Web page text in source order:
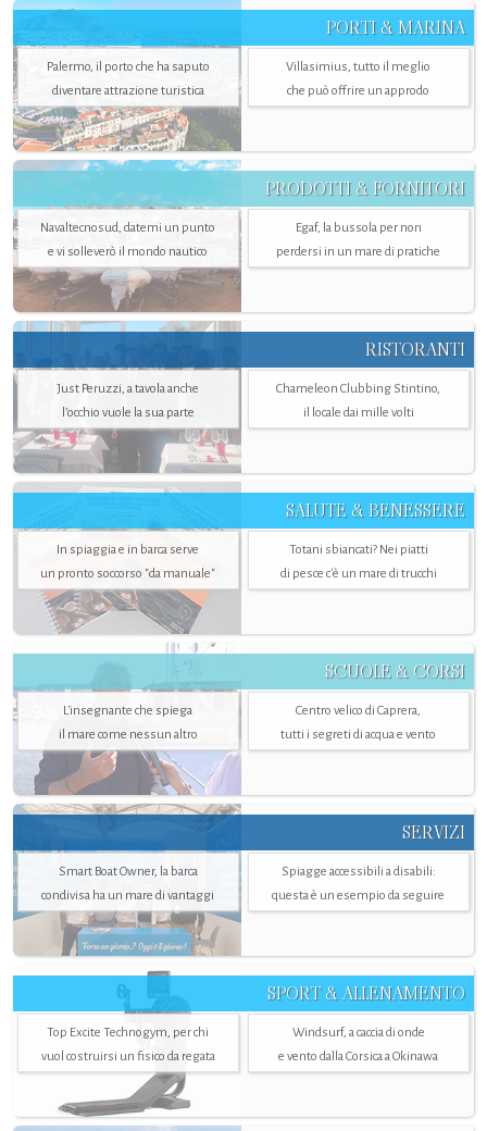
PORTI & MARINA
Palermo, il porto che ha saputo
diventare attrazione turistica
Villasimius, tutto il meglio
che può offrire un approdo
PRODOTTI & FORNITORI
Navaltecnosud, datemi un punto
e vi solleverò il mondo nautico
Egaf, la bussola per non
perdersi in un mare di pratiche
RISTORANTI
Just Peruzzi, a tavola anche
l’occhio vuole la sua parte
Chameleon Clubbing Stintino,
il locale dai mille volti
SALUTE & BENESSERE
In spiaggia e in barca serve
un pronto soccorso "da manuale"
Totani sbiancati? Nei piatti
di pesce c'è un mare di trucchi
SCUOLE & CORSI
L'insegnante che spiega
il mare come nessun altro
Centro velico di Caprera,
tutti i segreti di acqua e vento
SERVIZI
Smart Boat Owner, la barca
condivisa ha un mare di vantaggi
Spiagge accessibili a disabili:
questa è un esempio da seguire
SPORT & ALLENAMENTO
Top Excite Technogym, per chi
vuol costruirsi un fisico da regata
Windsurf, a caccia di onde
e vento dalla Corsica a Okinawa